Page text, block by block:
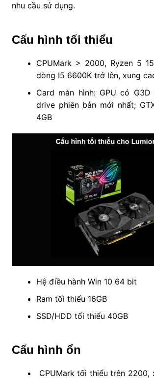
nhu cầu sử dụng.
Cấu hình tối thiểu
CPUMark > 2000, Ryzen 5
dòng I5 6600K trở lên, xung
Card màn hình: GPU có
drive phiên bản mới nhất;
4GB
Hệ điều hành Win 10 64 bit
Ram tối thiểu 16GB
SSD/HDD tối thiểu 40GB
Cấu hình ổn
CPUMark tối thiểu trên 2200,